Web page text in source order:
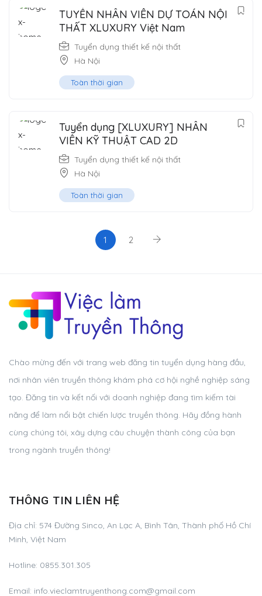
TUYỂN NHÂN VIÊN DỰ TOÁN NỘI
THẤT XLUXURY Việt Nam
Tuyển dụng thiết kế nội thất
Hà Nội
Toàn thời gian
Tuyển dụng [XLUXURY] NHÂN
VIÊN KỸ THUẬT CAD 2D
Tuyển dụng thiết kế nội thất
Hà Nội
Toàn thời gian
1 2
Chào mừng đến với trang web đăng tin tuyển dụng hàng đầu,
nơi nhân viên truyền thông khám phá cơ hội nghề nghiệp sáng
tạo. Đăng tin và kết nối với doanh nghiệp đang tìm kiếm tài
năng để làm nổi bật chiến lược truyền thông. Hãy đồng hành
cùng chúng tôi, xây dựng câu chuyện thành công của bạn
trong ngành truyền thông!
THÔNG TIN LIÊN HỆ
Địa chỉ: 574 Đường Sinco, An Lạc A, Bình Tân, Thành phố Hồ Chí
Minh, Việt Nam
Hotline: 0855.301.305
Email: info.vieclamtruyenthong.com@gmail.com